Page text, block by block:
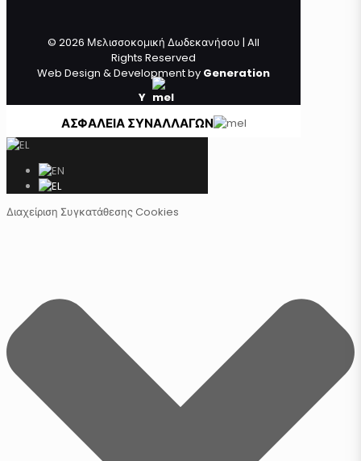
© 2026 Μελισσοκομική Δωδεκανήσου | All
Rights Reserved
Web Design & Development by Generation
Y
ΑΣΦΑΛΕΙΑ ΣΥΝΑΛΛΑΓΩΝ
Διαχείριση Συγκατάθεσης Cookies